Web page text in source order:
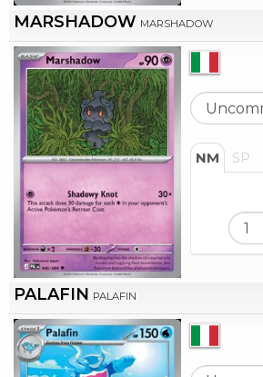
MARSHADOW MARSHADOW
NM SP
PALAFIN PALAFIN